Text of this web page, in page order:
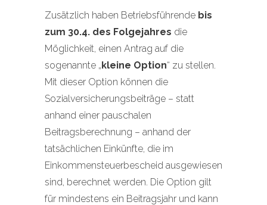
Zusätzlich haben Betriebsführende bis
zum 30.4. des Folgejahres die
Möglichkeit, einen Antrag auf die
sogenannte „kleine Option“ zu stellen.
Mit dieser Option können die
Sozialversicherungsbeiträge – statt
anhand einer pauschalen
Beitragsberechnung – anhand der
tatsächlichen Einkünfte, die im
Einkommensteuerbescheid ausgewiesen
sind, berechnet werden. Die Option gilt
für mindestens ein Beitragsjahr und kann